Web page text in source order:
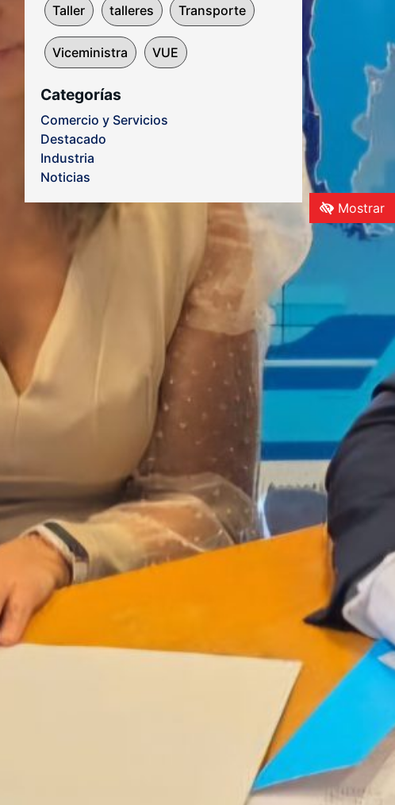
Mostrar
Taller talleres Transporte
Viceministra VUE
Categorías
Comercio y Servicios
Destacado
Industria
Noticias